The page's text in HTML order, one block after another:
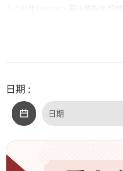
3.原住民.com（生活資訊）：過
●本集歌單：
＜開場白＞：Timatju她
＜單元一＞：愛瀰漫、山中的生活
＜單元二＞：Dipoten看顧
＜單元三＞：孩子、ina母親、
日期 :